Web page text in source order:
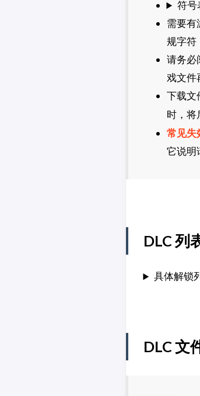
符号
需要有
规字符
请务必
戏文件
下载文
时，将
常见失
它说明
DLC 列
具体解锁
DLC 文